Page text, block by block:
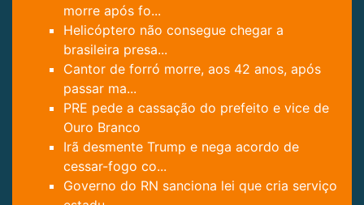
morre após fo...
Helicóptero não consegue chegar a
brasileira presa...
Cantor de forró morre, aos 42 anos, após
passar ma...
PRE pede a cassação do prefeito e vice de
Ouro Branco
Irã desmente Trump e nega acordo de
cessar-fogo co...
Governo do RN sanciona lei que cria serviço